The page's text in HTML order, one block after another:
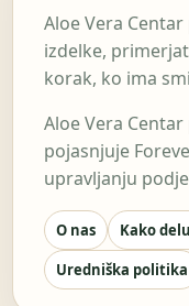
Aloe Vera
izdelke,
korak, ko ima
Aloe Vera
pojasnjuje
upravljanju
O nas
Kako
Uredniška politika